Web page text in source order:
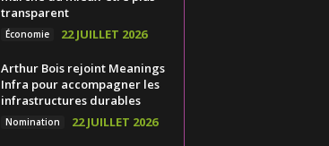
transparent
Économie 22 JUILLET 2026
Arthur Bois rejoint Meanings
Infra pour accompagner les
infrastructures durables
Nomination 22 JUILLET 2026